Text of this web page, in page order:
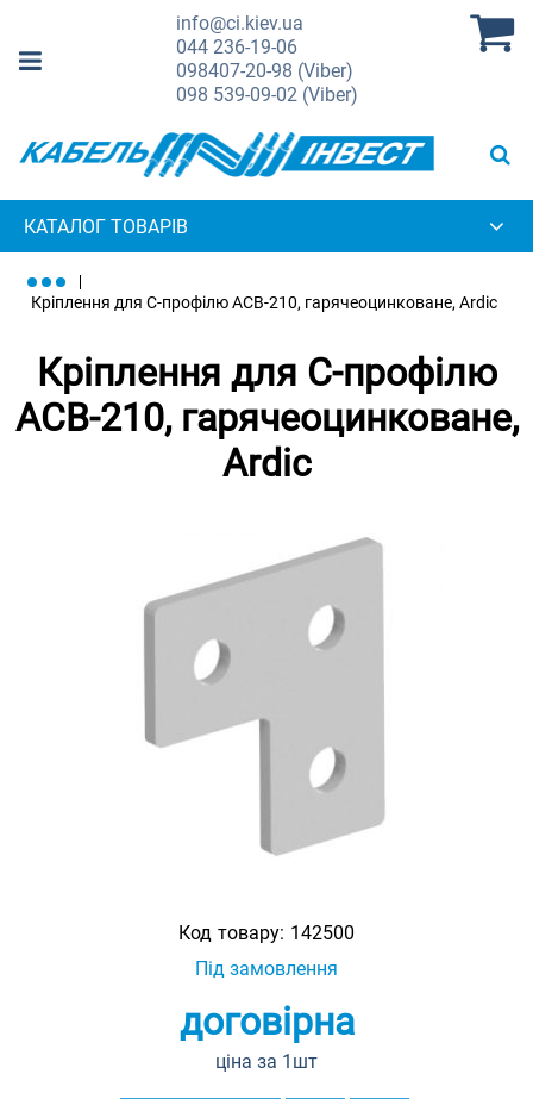
info@ci.kiev.ua
044236-19-06
098407-20-98 (Viber)
098 539-09-02 (Viber)
КАТАЛОГ ТОВАРІВ
Кріплення для С-профілю ACB-210, гарячеоцинковане, Ardic
Кріплення для С-профілю
ACB-210, гарячеоцинковане,
Ardic
Код товару: 142500
Під замовлення
договірна
ціна за 1шт